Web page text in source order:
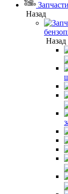
Назад
Назад